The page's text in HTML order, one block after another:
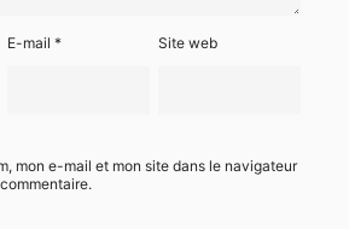
E-mail* Site web
mon e-mail et mon site dans le navigateur